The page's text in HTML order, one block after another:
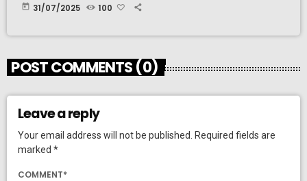
today 31/07/2025 100
POST COMMENTS (0)
Leave a reply
Your email address will not be published. Required fields are
marked *
COMMENT*